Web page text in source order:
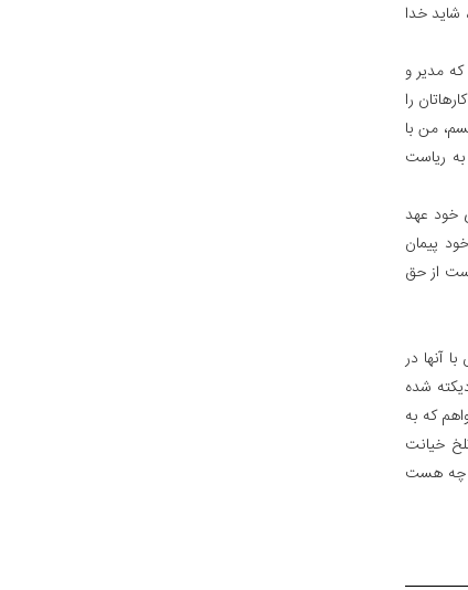
شاید خدا
مدیر و
را
من با
ریاست
خود عهد
پیمان
از حق
آنها در
شده
که به
خیانت
چه هست